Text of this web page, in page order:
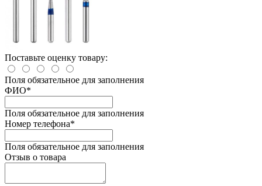
Поставьте оценку товару:
Поля обязательное для заполнения
ФИО*
Поля обязательное для заполнения
Номер телефона*
Поля обязательное для заполнения
Отзыв о товара